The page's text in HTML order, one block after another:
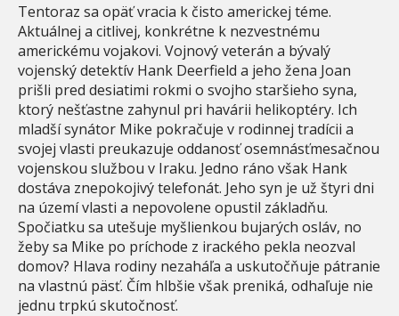
Tentoraz sa opäť vracia k čisto americkej téme.
Aktuálnej a citlivej, konkrétne k nezvestnému
americkému vojakovi. Vojnový veterán a bývalý
vojenský detektív Hank Deerfield a jeho žena Joan
prišli pred desiatimi rokmi o svojho staršieho syna,
ktorý nešťastne zahynul pri havárii helikoptéry. Ich
mladší synátor Mike pokračuje v rodinnej tradícii a
svojej vlasti preukazuje oddanosť osemnásťmesačnou
vojenskou službou v Iraku. Jedno ráno však Hank
dostáva znepokojivý telefonát. Jeho syn je už štyri dni
na území vlasti a nepovolene opustil základňu.
Spočiatku sa utešuje myšlienkou bujarých osláv, no
žeby sa Mike po príchode z irackého pekla neozval
domov? Hlava rodiny nezaháľa a uskutočňuje pátranie
na vlastnú päsť. Čím hlbšie však preniká, odhaľuje nie
jednu trpkú skutočnosť.